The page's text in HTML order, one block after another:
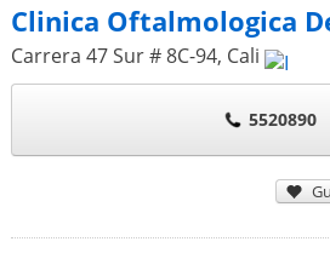
Clinica Oftalmologica
Carrera 47 Sur # 8C-94, Cali
5520890